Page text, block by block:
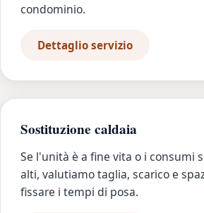
condominio.
Dettaglio servizio
Sostituzione caldaia
Se l'unità è a fine vita o i consumi
alti, valutiamo taglia, scarico e
fissare i tempi di posa.